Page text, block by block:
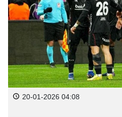
20-01-2026 04:08